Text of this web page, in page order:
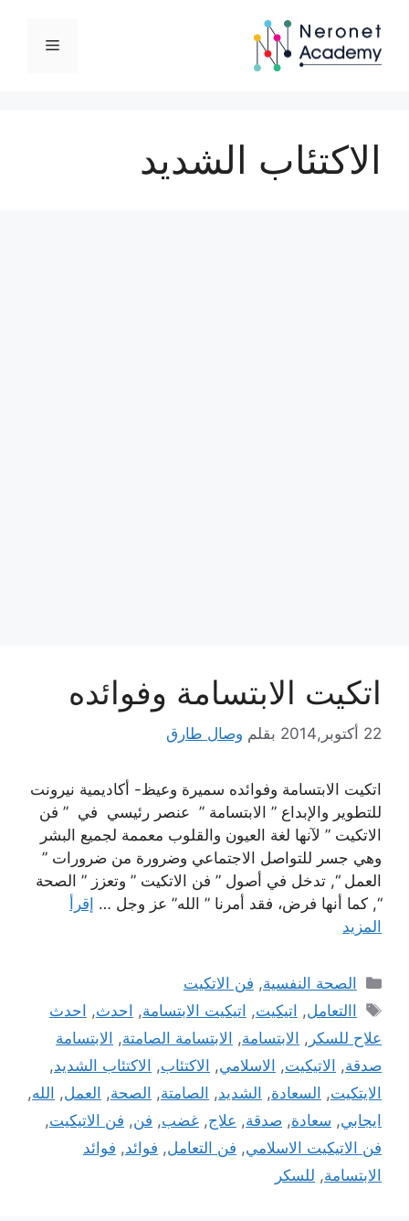
المحتوى
القائمة
الاكتئاب الشديد
اتكيت الابتسامة وفوائده
22 أكتوبر,2014 بقلم وصال طارق
اتكيت الابتسامة وفوائده سميرة وعيظ- أكاديمية نيرونت
للتطوير والإبداع ” الابتسامة ” عنصر رئيسي في ” فن
الاتكيت ” لآنها لغة العيون والقلوب معممة لجميع البشر
وهي جسر للتواصل الاجتماعي وضرورة من ضرورات ”
العمل “, تدخل في أصول ” فن الاتكيت ” وتعزز ” الصحة
“, كما أنها فرض، فقد أمرنا ” الله” عز وجل … إقرأ
المزيد
التصنيفات
الصحة النفسية, فن الاتكيت
الوسوم
االتعامل, اتيكيت, اتيكيت الابتسامة, احدث, احدث
علاح للسكر , اﻻبتسامة, الابتسامة الصامتة, الابتسامة
صدقة, الاتيكيت, الاسلامي, الاكتئاب, الاكتئاب الشديد,
الايتكيت, السعادة, الشديد, الصامتة, الصحة, العمل, الله,
ايجابي, سعادة, صدقة, علاج, غضب, فن, فن الاتيكيت,
فن الاتيكيت الاسلامي, فن التعامل, فوائد, فوائد
الابتسامة, للسكر